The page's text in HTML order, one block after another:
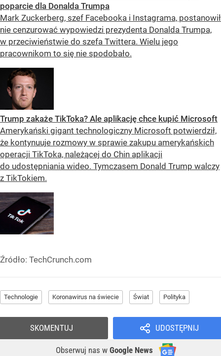
poparcie dla Donalda Trumpa
Mark Zuckerberg, szef Facebooka i Instagrama, postanowił
nie cenzurować wypowiedzi prezydenta Donalda Trumpa,
w przeciwieństwie do szefa Twittera. Wielu jego
pracownikom to się nie spodobało.
Trump zakaże TikToka? Ale aplikację chce kupić Microsoft
Amerykański gigant technologiczny Microsoft potwierdził,
że kontynuuje rozmowy w sprawie zakupu amerykańskich
operacji TikToka, należącej do Chin aplikacji
do udostępniania wideo. Tymczasem Donald Trump walczy
z TikTokiem.
Źródło: TechCrunch.com
Technologie Koronawirus na świecie Świat Polityka
UDOSTĘPNIJ
Obserwuj nas w Google News
SKOMENTUJ